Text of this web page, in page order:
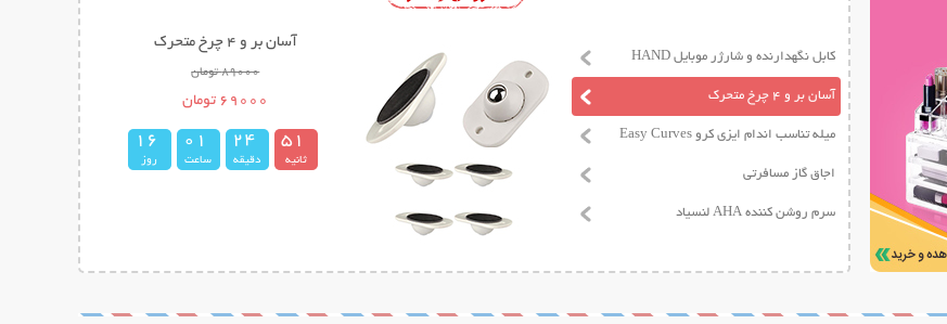
کابل نگهدارنده و شارژر موبایل HAND
آسان بر و 4 چرخ متحرک
میله تناسب اندام ایزی کرو Easy Curves
اجاق گاز مسافرتی
سرم روشن کننده AHA لنسیاد
میله تناسب اندام ایزی کرو Easy Curves
298000 تومان
139000 تومان
50
1
ثانیه
24
دقیقه
0 1
ساعت
1 6
روز